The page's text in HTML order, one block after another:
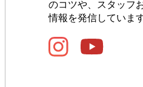
のコツや、スタッフ
情報を発信しています